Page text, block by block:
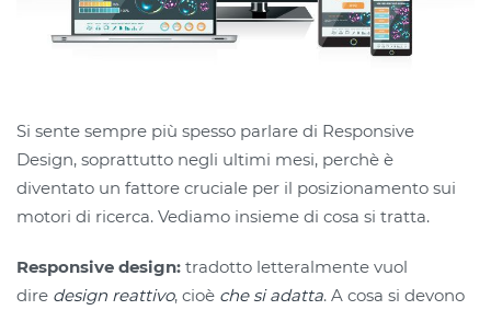
Si sente sempre più spesso parlare di Responsive
Design, soprattutto negli ultimi mesi, perchè è
diventato un fattore cruciale per il posizionamento sui
motori di ricerca. Vediamo insieme di cosa si tratta.
Responsive design: tradotto letteralmente vuol
dire design reattivo, cioè che si adatta. A cosa si devono